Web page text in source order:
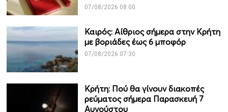
07/08/2026 08:00
Καιρός: Αίθριος σήμερα στην Κρήτη
με βοριάδες έως 6 μποφόρ
07/08/2026 07:30
Κρήτη: Πού θα γίνουν διακοπές
ρεύματος σήμερα Παρασκευή 7
Αυγούστου